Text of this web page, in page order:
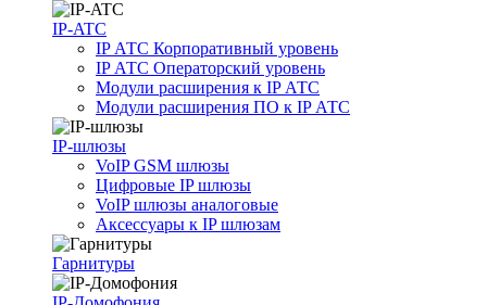
IP-ATC
IP АТС Корпоративный уровень
IP АТС Операторский уровень
Модули расширения к IP АТС
Модули расширения ПО к IP АТС
IP-шлюзы
VoIP GSM шлюзы
Цифровые IP шлюзы
VoIP шлюзы аналоговые
Аксессуары к IP шлюзам
Гарнитуры